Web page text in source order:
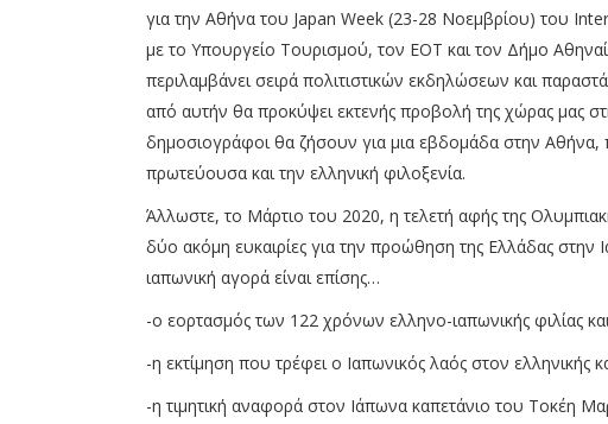
για την Αθήνα του Japan Week (23-28 Νοεμβρίου) του
με το Υπουργείο Τουρισμού, τον ΕΟΤ και τον Δήμο
περιλαμβάνει σειρά πολιτιστικών εκδηλώσεων και
από αυτήν θα προκύψει εκτενής προβολή της χώρας μας
δημοσιογράφοι θα ζήσουν για μια εβδομάδα στην
πρωτεύουσα και την ελληνική φιλοξενία.
Άλλωστε, το Μάρτιο του 2020, η τελετή αφής της
δύο ακόμη ευκαιρίες για την προώθηση της Ελλάδας στην
ιαπωνική αγορά είναι επίσης…
-ο εορτασμός των 122 χρόνων ελληνο-ιαπωνικής φιλίας
-η εκτίμηση που τρέφει ο Ιαπωνικός λαός στον
-η τιμητική αναφορά στον Ιάπωνα καπετάνιο του Τοκέη